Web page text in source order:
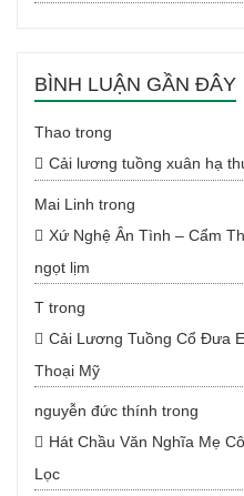
BÌNH LUẬN GẦN ĐÂY
Thao trong
Cải lương tuồng xuân hạ
Mai Linh trong
Xứ Nghệ Ân Tình – Cẩm
ngọt lịm
T trong
Cải Lương Tuồng Cổ Đưa
Thoại Mỹ
nguyễn đức thính trong
Hát Chầu Văn Nghĩa Mẹ
Lọc